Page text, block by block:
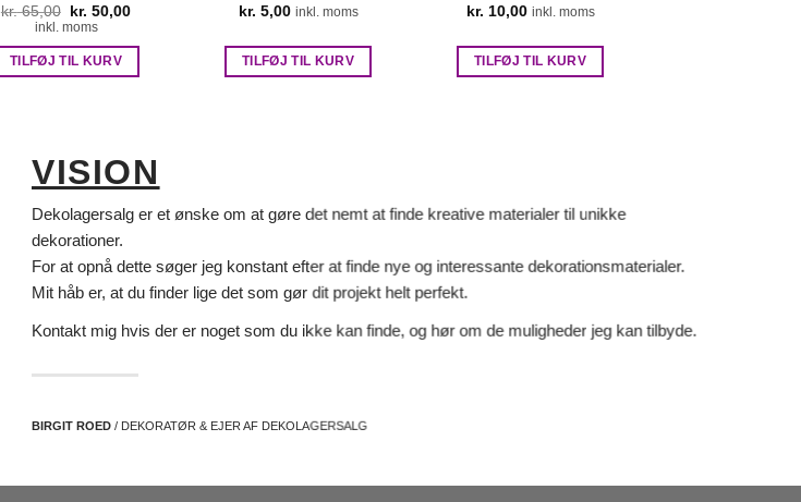
kr.65,00 Den
oprindelige
var:
kr. 65,00.
kr. 50,00
kr. 50,00.
inkl. moms
TILFØJ TIL KURV
kr. 5,00 inkl. moms
TILFØJ TIL KURV
kr. 10,00 inkl. moms
TILFØJ TIL KURV
VISION
Dekolagersalg er et ønske om at gøre det nemt at finde kreative materialer til unikke
dekorationer.
For at opnå dette søger jeg konstant efter at finde nye og interessante dekorationsmaterialer.
Mit håb er, at du finder lige det som gør dit projekt helt perfekt.
Kontakt mig hvis der er noget som du ikke kan finde, og hør om de muligheder jeg kan tilbyde.
BIRGIT ROED / DEKORATØR & EJER AF DEKOLAGERSALG